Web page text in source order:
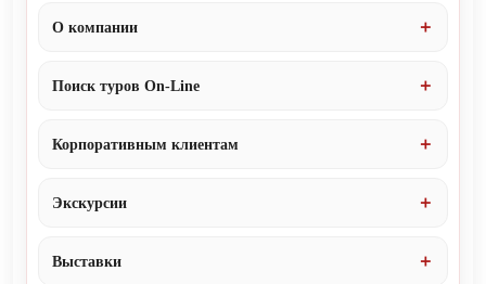
О компании
Поиск туров On-Line
Корпоративным клиентам
Экскурсии
Выставки